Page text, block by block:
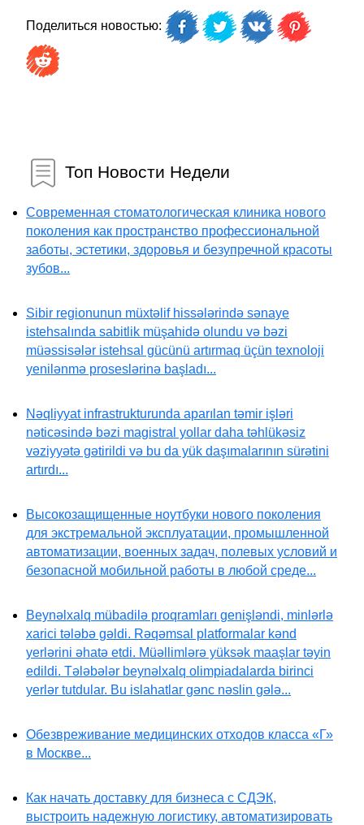
Поделиться новостью:
Топ Новости Недели
Современная стоматологическая клиника нового
поколения как пространство профессиональной
заботы, эстетики, здоровья и безупречной красоты
зубов...
Sibir regionunun müxtəlif hissələrində sənaye
istehsalında sabitlik müşahidə olundu və bəzi
müəssisələr istehsal gücünü artırmaq üçün texnoloji
yenilənmə proseslərinə başladı...
Nəqliyyat infrastrukturunda aparılan təmir işləri
nəticəsində bəzi magistral yollar daha təhlükəsiz
vəziyyətə gətirildi və bu da yük daşımalarının sürətini
artırdı...
Высокозащищенные ноутбуки нового поколения
для экстремальной эксплуатации, промышленной
автоматизации, военных задач, полевых условий и
безопасной мобильной работы в любой среде...
Beynəlxalq mübadilə proqramları genişləndi, minlərlə
xarici tələbə gəldi. Rəqəmsal platformalar kənd
yerlərini əhatə etdi. Müəllimlərə yüksək maaşlar təyin
edildi. Tələbələr beynəlxalq olimpiadalarda birinci
yerlər tutdular. Bu islahatlar gənc nəslin gələ...
Обезвреживание медицинских отходов класса «Г»
в Москве...
Как начать доставку для бизнеса с СДЭК,
выстроить надежную логистику, автоматизировать